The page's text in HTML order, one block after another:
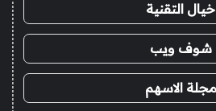
خيال التقنية
شوف ويب
مجلة الاسهم